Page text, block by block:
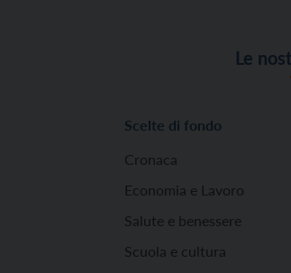
Le
Scelte di fondo
Cronaca
Economia e Lavoro
Salute e benessere
Scuola e cultura